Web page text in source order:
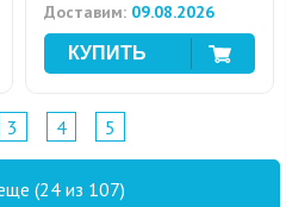
Доставим: 09.08.2026
3 4 5
(24 из 107)